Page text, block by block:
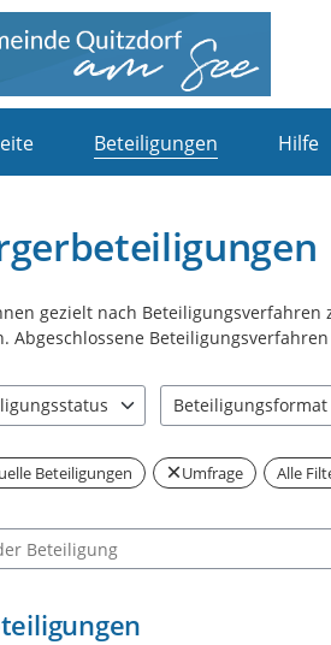
Beteiligungen Hilfe
gezielt nach
Abgeschlossene
Beteiligungsformat
Beteiligungen Umfrage Alle
Beteiligung